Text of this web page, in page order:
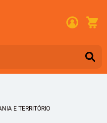
E TERRITÓRIO